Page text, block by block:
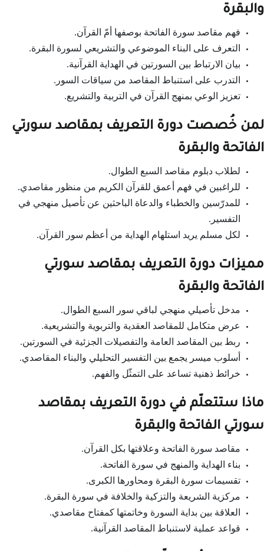
والبقرة
فهم مقاصد سورة الفاتحة بوصفها أمّ القرآن.
التعرف على البناء الموضوعي والتشريعي لسورة البقرة.
بيان الارتباط بين السورتين في الهداية القرآنية.
التدرب على استنباط المقاصد من سياقات السور.
تعزيز الوعي بمنهج القرآن في التربية والتشريع.
لمن خُصصت دورة التعريف بمقاصد سورتي
الفاتحة والبقرة
لطلاب دبلوم مقاصد السبع الطوال.
للراغبين في فهم أعمق للقرآن الكريم من منظور مقاصدي.
للمدرّسين والخطباء والدعاة الباحثين عن تأصيل منهجي في
التفسير.
لكل مسلم يريد استلهام الهداية من أعظم سور القرآن.
مميزات دورة التعريف بمقاصد سورتي
الفاتحة والبقرة
مدخل تأصيلي منهجي لباقي سور السبع الطوال.
عرض متكامل للمقاصد العقدية والتربوية والتشريعية.
ربط بين المقاصد العامة والتفصيلات الجزئية في السورتين.
أسلوب ميسر يجمع بين التفسير التحليلي والبناء المقاصدي.
خرائط ذهنية تساعد على التمثّل والفهم.
ماذا ستتعلّم في دورة التعريف بمقاصد
سورتي الفاتحة والبقرة
مقاصد سورة الفاتحة وعلاقتها بكل القرآن.
بناء الهداية والمنهج في سورة الفاتحة.
تقسيمات سورة البقرة ومحاورها الكبرى.
مركزية الشريعة والتزكية والخلافة في سورة البقرة.
العلاقة بين بداية السورة وخاتمتها كمفتاح مقاصدي.
قواعد عملية لاستنباط المقاصد القرآنية.